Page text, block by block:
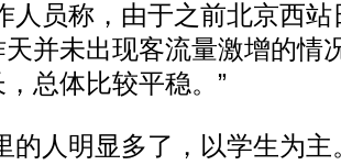
人员称，由于之前北京西
并未出现客流量激增的情
总体比较平稳。”
人明显多了，以学生为主